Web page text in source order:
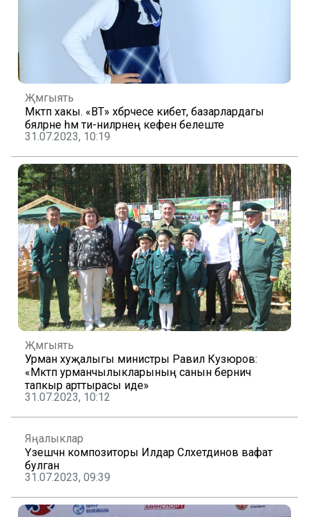
Җәмгыять
Мәктәп хакы. «ВТ» хәбәрчесе кибет, базарлардагы
бәяләрне һәм әти-әниләрнең кәефен белеште
31.07.2023, 10:19
Җәмгыять
Урман хуҗалыгы министры Равил Кузюров:
«Мәктәп урманчылыкларының санын берничә
тапкыр арттырасы иде»
31.07.2023, 10:12
Яңалыклар
Үзешчән композиторы Илдар Сәләхетдинов вафат
булган
31.07.2023, 09:39